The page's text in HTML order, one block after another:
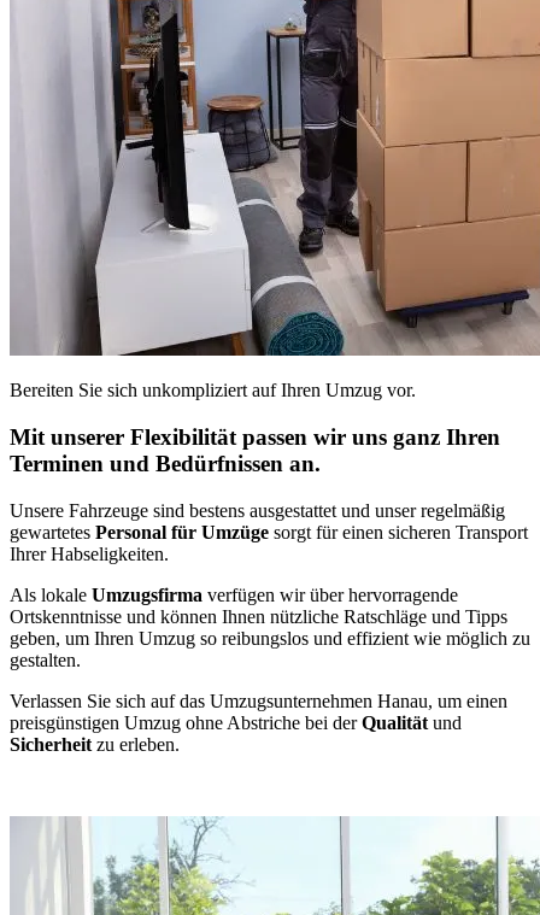
Bereiten Sie sich unkompliziert auf Ihren Umzug vor.
Mit unserer Flexibilität passen wir uns ganz Ihren
Terminen und Bedürfnissen an.
Unsere Fahrzeuge sind bestens ausgestattet und unser regelmäßig
gewartetes Personal für Umzüge sorgt für einen sicheren Transport
Ihrer Habseligkeiten.
Als lokale Umzugsfirma verfügen wir über hervorragende
Ortskenntnisse und können Ihnen nützliche Ratschläge und Tipps
geben, um Ihren Umzug so reibungslos und effizient wie möglich zu
gestalten.
Verlassen Sie sich auf das Umzugsunternehmen Hanau, um einen
preisgünstigen Umzug ohne Abstriche bei derQualität und
Sicherheit zu erleben.